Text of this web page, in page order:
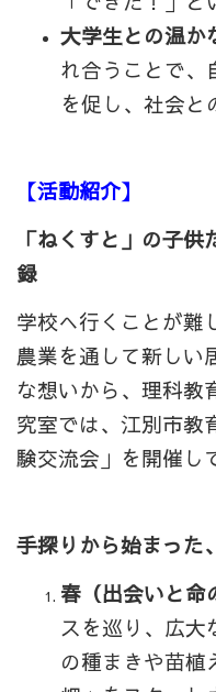
大学生との温か
れ合うことで、
を促し、社会と
【活動紹介】
「ねくすと」の子
録
学校へ行くことが難
農業を通して新しい
な想いから、理科教
究室では、江別市教
験交流会」を開催し
手探りから始まった
春（出会いと命
スを巡り、広大
の種まきや苗植